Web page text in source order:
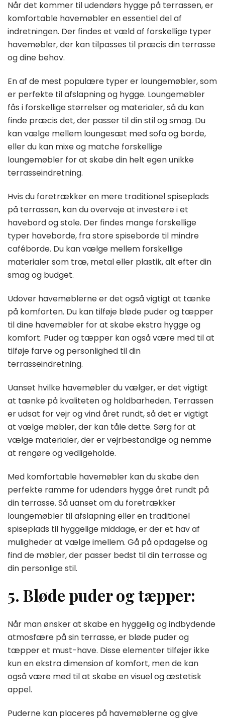
Når det kommer til udendørs hygge på terrassen, er
komfortable havemøbler en essentiel del af
indretningen. Der findes et væld af forskellige typer
havemøbler, der kan tilpasses til præcis din terrasse
og dine behov.
En af de mest populære typer er loungemøbler, som
er perfekte til afslapning og hygge. Loungemøbler
fås i forskellige størrelser og materialer, så du kan
finde præcis det, der passer til din stil og smag. Du
kan vælge mellem loungesæt med sofa og borde,
eller du kan mixe og matche forskellige
loungemøbler for at skabe din helt egen unikke
terrasseindretning.
Hvis du foretrækker en mere traditionel spiseplads
på terrassen, kan du overveje at investere i et
havebord og stole. Der findes mange forskellige
typer haveborde, fra store spiseborde til mindre
caféborde. Du kan vælge mellem forskellige
materialer som træ, metal eller plastik, alt efter din
smag og budget.
Udover havemøblerne er det også vigtigt at tænke
på komforten. Du kan tilføje bløde puder og tæpper
til dine havemøbler for at skabe ekstra hygge og
komfort. Puder og tæpper kan også være med til at
tilføje farve og personlighed til din
terrasseindretning.
Uanset hvilke havemøbler du vælger, er det vigtigt
at tænke på kvaliteten og holdbarheden. Terrassen
er udsat for vejr og vind året rundt, så det er vigtigt
at vælge møbler, der kan tåle dette. Sørg for at
vælge materialer, der er vejrbestandige og nemme
at rengøre og vedligeholde.
Med komfortable havemøbler kan du skabe den
perfekte ramme for udendørs hygge året rundt på
din terrasse. Så uanset om du foretrækker
loungemøbler til afslapning eller en traditionel
spiseplads til hyggelige middage, er der et hav af
muligheder at vælge imellem. Gå på opdagelse og
find de møbler, der passer bedst til din terrasse og
din personlige stil.
5. Bløde puder og tæpper:
Når man ønsker at skabe en hyggelig og indbydende
atmosfære på sin terrasse, er bløde puder og
tæpper et must-have. Disse elementer tilføjer ikke
kun en ekstra dimension af komfort, men de kan
også være med til at skabe en visuel og æstetisk
appel.
Puderne kan placeres på havemøblerne og give